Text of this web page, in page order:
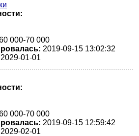
000-70 000
2019-09-15 13:02:32
2029-01-01
000-70 000
2019-09-15 12:59:42
2029-02-01